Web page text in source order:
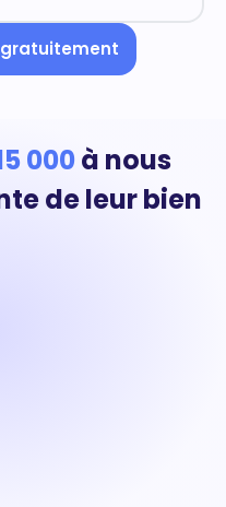
gratuitement
000à nous
de leur bien